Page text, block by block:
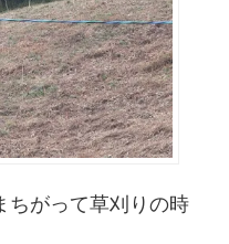
ちがって草刈りの時